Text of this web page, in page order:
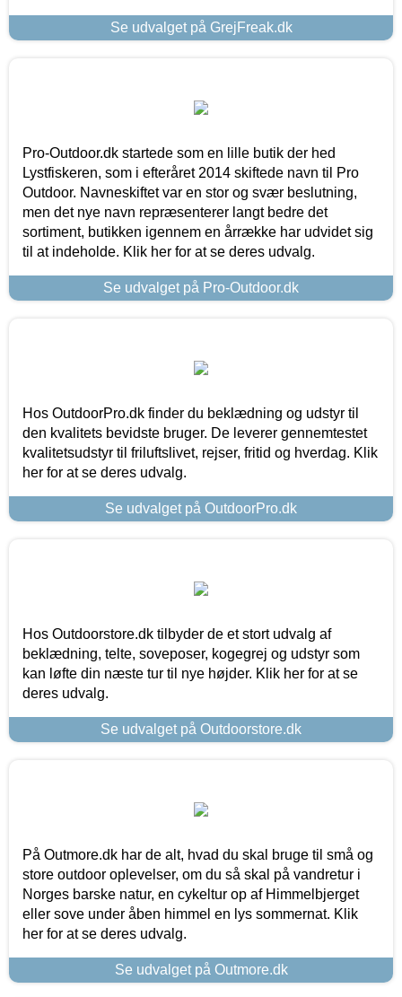
Se udvalget på GrejFreak.dk
Pro-Outdoor.dk startede som en lille butik der hed
Lystfiskeren, som i efteråret 2014 skiftede navn til Pro
Outdoor. Navneskiftet var en stor og svær beslutning,
men det nye navn repræsenterer langt bedre det
sortiment, butikken igennem en årrække har udvidet sig
til at indeholde. Klik her for at se deres udvalg.
Se udvalget på Pro-Outdoor.dk
Hos OutdoorPro.dk finder du beklædning og udstyr til
den kvalitets bevidste bruger. De leverer gennemtestet
kvalitetsudstyr til friluftslivet, rejser, fritid og hverdag. Klik
her for at se deres udvalg.
Se udvalget på OutdoorPro.dk
Hos Outdoorstore.dk tilbyder de et stort udvalg af
beklædning, telte, soveposer, kogegrej og udstyr som
kan løfte din næste tur til nye højder. Klik her for at se
deres udvalg.
Se udvalget på Outdoorstore.dk
På Outmore.dk har de alt, hvad du skal bruge til små og
store outdoor oplevelser, om du så skal på vandretur i
Norges barske natur, en cykeltur op af Himmelbjerget
eller sove under åben himmel en lys sommernat. Klik
her for at se deres udvalg.
Se udvalget på Outmore.dk